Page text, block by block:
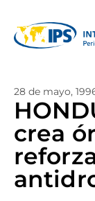
28 de mayo,
crea